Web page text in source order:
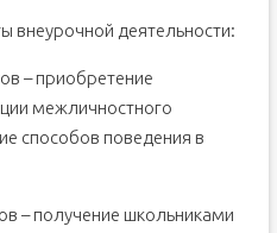
внеурочной деятельности:
– приобретение
межличностного
способов поведения в
– получение школьниками